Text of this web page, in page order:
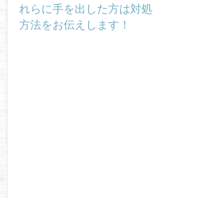
れらに手を出した方は対処
方法をお伝えします！